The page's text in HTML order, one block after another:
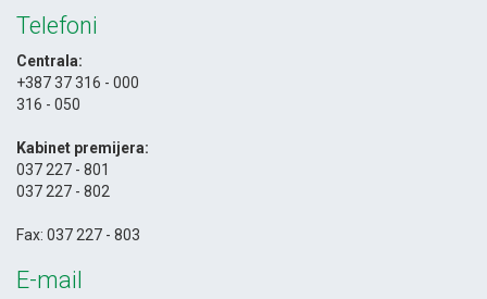
Telefoni
Centrala:
+387 37 316 - 000
316 - 050
Kabinet premijera:
037 227 - 801
037 227 - 802
Fax: 037 227 - 803
E-mail